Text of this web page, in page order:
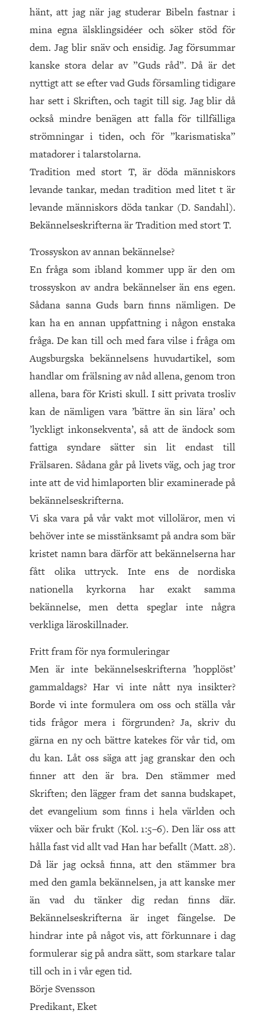
hänt, att jag när jag studerar Bibeln fastnar i
mina egna älsklingsidéer och söker stöd för
dem. Jag blir snäv och ensidig. Jag försummar
kanske stora delar av ”Guds råd”. Då är det
nyttigt att se efter vad Guds församling tidigare
har sett i Skriften, och tagit till sig. Jag blir då
också mindre benägen att falla för tillfälliga
strömningar i tiden, och för ”karismatiska”
matadorer i talarstolarna.
Tradition med stort T, är döda människors
levande tankar, medan tradition med litet t är
levande människors döda tankar (D. Sandahl).
Bekännelseskrifterna är Tradition med stort T.
Trossyskon av annan bekännelse?
En fråga som ibland kommer upp är den om
trossyskon av and­ra bekännelser än ens egen.
Sådana sanna Guds barn finns nämligen. De
kan ha en annan uppfattning i någon enstaka
fråga. De kan till och med fara vilse i fråga om
Augsburgska bekännelsens huvudartikel, som
handlar om frälsning av nåd allena, genom tron
allena, bara för Kristi skull. I sitt privata trosliv
kan de nämligen vara ’bättre än sin lära’ och
’lyckligt inkonsekventa’, så att de ändock som
fattiga syndare sätter sin lit endast till
Frälsaren. Sådana går på livets väg, och jag tror
inte att de vid himlaporten blir examinerade på
bekännelseskrifterna.
Vi ska vara på vår vakt mot villoläror, men vi
behöver inte se misstänksamt på andra som bär
kristet namn bara därför att bekännelserna har
fått olika uttryck. Inte ens de nordiska
nationella kyrkorna har exakt samma
bekännelse, men detta speglar inte några
verkliga läroskillnader.
Fritt fram för nya formuleringar
Men är inte bekännelseskrifterna ’hopplöst’
gammaldags? Har vi inte nått nya insikter?
Borde vi inte formulera om oss och ställa vår
tids frågor mera i förgrunden? Ja, skriv du
gärna en ny och bättre katekes för vår tid, om
du kan. Låt oss säga att jag granskar den och
finner att den är bra. Den stämmer med
Skriften; den lägger fram det sanna budskapet,
det evangelium som finns i hela världen och
växer och bär frukt (Kol. 1:5–6). Den lär oss att
hålla fast vid allt vad Han har befallt (Matt. 28).
Då lär jag också finna, att den stämmer bra
med den gamla bekännelsen, ja att kanske mer
än vad du tänker dig redan finns där.
Bekännelseskrifterna är inget fängelse. De
hindrar inte på något vis, att förkunnare i dag
formulerar sig på andra sätt, som starkare talar
till och in i vår egen tid.
Börje Svensson
Predikant, Eket